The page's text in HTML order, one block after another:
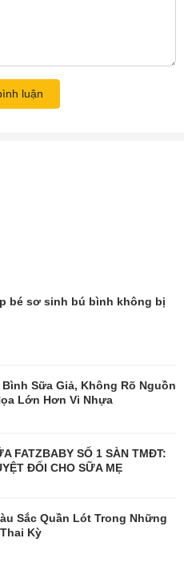
luận
bé sơ sinh bú bình không bị
Sữa Giả, Không Rõ Nguồn
Lớn Hơn Vi Nhựa
FATZBABY SỐ 1 SÀN TMĐT:
ĐỐI CHO SỮA MẸ
Sắc Quần Lót Trong Những
Kỳ